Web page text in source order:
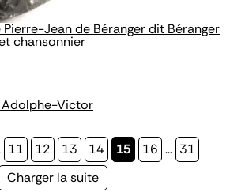
Jean de Béranger dit Béranger
chansonnier
Adolphe-Victor
Page
11 Page
12 Page
13 Page
14
Page
15 Page
16 … Page
31
Page
Charger la suite